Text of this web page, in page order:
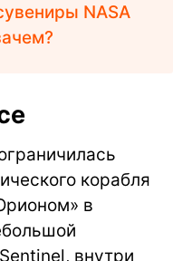
NASA
корабля
в
внутри